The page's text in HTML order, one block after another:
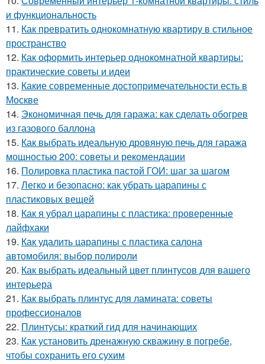
и функциональность
11. Как превратить однокомнатную квартиру в стильное
пространство
12. Как оформить интерьер однокомнатной квартиры:
практические советы и идеи
13. Какие современные достопримечательности есть в
Москве
14. Экономичная печь для гаража: как сделать обогрев
из газового баллона
15. Как выбрать идеальную дровяную печь для гаража
мощностью 200: советы и рекомендации
16. Полировка пластика пастой ГОИ: шаг за шагом
17. Легко и безопасно: как убрать царапины с
пластиковых вещей
18. Как я убрал царапины с пластика: проверенные
лайфхаки
19. Как удалить царапины с пластика салона
автомобиля: выбор полироли
20. Как выбрать идеальный цвет плинтусов для вашего
интерьера
21. Как выбрать плинтус для ламината: советы
профессионалов
22. Плинтусы: краткий гид для начинающих
23. Как установить дренажную скважину в погребе,
чтобы сохранить его сухим